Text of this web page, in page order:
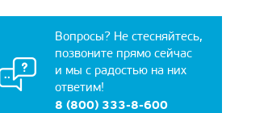
Вопросы? Не стесняйтесь,
позвоните прямо сейчас
и мы с радостью на них
ответим!
8 (800) 333-8-600